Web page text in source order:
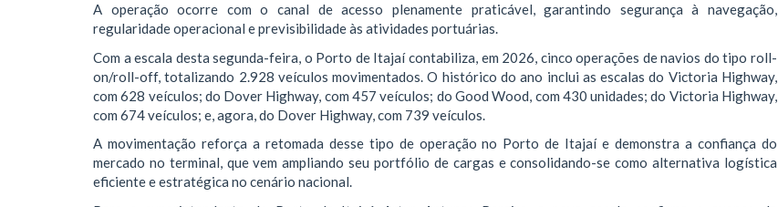
A operação ocorre com o canal de acesso plenamente praticável, garantindo segurança à navegação,
regularidade operacional e previsibilidade às atividades portuárias.
Com a escala desta segunda-feira, o Porto de Itajaí contabiliza, em 2026, cinco operações de navios do tipo roll-
on/roll-off, totalizando 2.928 veículos movimentados. O histórico do ano inclui as escalas do Victoria Highway,
com 628 veículos; do Dover Highway, com 457 veículos; do Good Wood, com 430 unidades; do Victoria Highway,
com 674 veículos; e, agora, do Dover Highway, com 739 veículos.
A movimentação reforça a retomada desse tipo de operação no Porto de Itajaí e demonstra a confiança do
mercado no terminal, que vem ampliando seu portfólio de cargas e consolidando-se como alternativa logística
eficiente e estratégica no cenário nacional.